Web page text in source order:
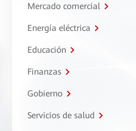
Mercado comercial
Energía eléctrica
Educación
Finanzas
Gobierno
Servicios de salud